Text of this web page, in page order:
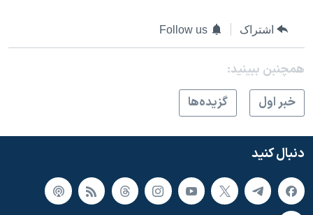
اشتراک Follow us
همچنبن ببینید:
خبر اول
گزيده‌ها
دنبال کنید